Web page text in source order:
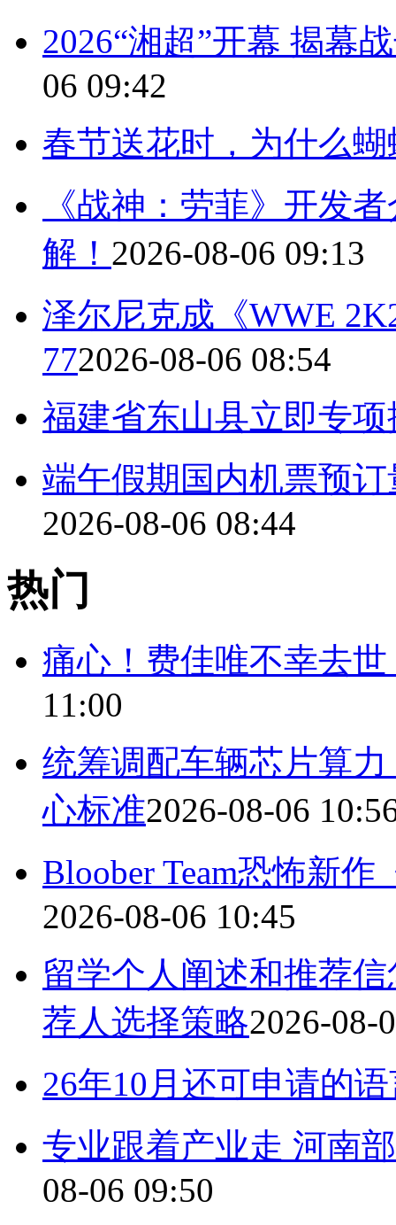
2026“湘超”开幕 揭幕
06 09:42
春节送花时，为什么
《战神：劳菲》开发
解！ 2026-08-06 09:13
泽尔尼克成《WWE
772026-08-06 08:54
福建省东山县立即专项
端午假期国内机票预
2026-08-06 08:44
热门
痛心！费佳唯不幸去
11:00
统筹调配车辆芯片算
心标准2026-08-06
Bloober Team恐怖新作
2026-08-06 10:45
留学个人阐述和推荐
荐人选择策略2026-08-
26年10月还可申请的
专业跟着产业走 河南
08-06 09:50